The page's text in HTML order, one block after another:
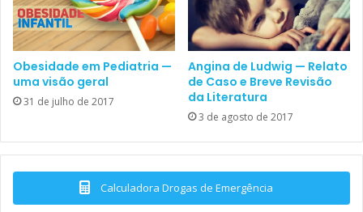
arbovirose
Arbovírus
Chikungunya
Dengue
slider
zika
Obesidade em Pediatria —
uma visão geral
31 de julho de 2017
Angina de Ludwig — Relato
de Caso e Breve Revisão
da Literatura
3 de agosto de 2017
Calculadora Drogas de Emergência